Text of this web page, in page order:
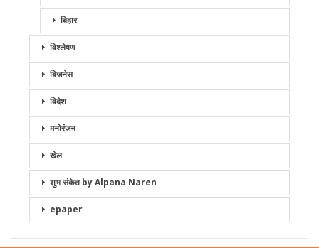
बिहार
विश्लेषण
बिजनेस
विदेश
मनोरंजन
खेल
शुभ संकेत by Alpana Naren
epaper